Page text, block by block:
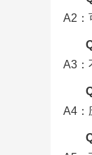
A2：
A3：
A4：